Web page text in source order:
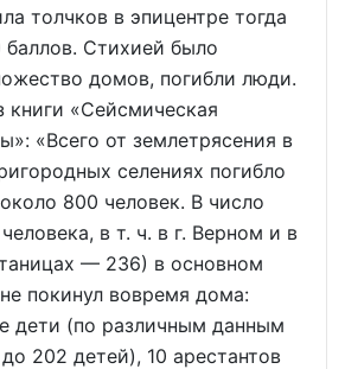
толчков в эпицентре тогда
баллов. Стихией было
домов, погибли люди.
«Сейсмическая
«Всего от землетрясения в
селениях погибло
800 человек. В число
в т. ч. в г. Верном и в
— 236) в основном
покинул вовремя дома:
дети (по различным данным
202 детей), 10 арестантов